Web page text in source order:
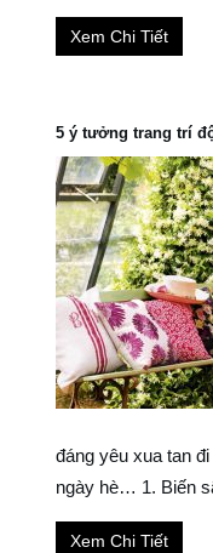
Xem Chi Tiết
5 ý tưởng trang trí
đáng yêu xua tan
ngày hè… 1. Biến
Xem Chi Tiết